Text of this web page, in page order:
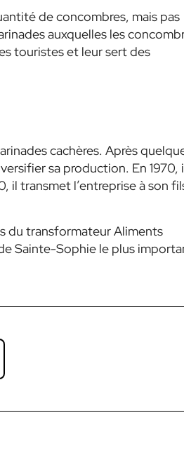
de concombres, mais pas
auxquelles les
touristes et leur sert des
cachères. Après
sa production. En 1970,
il transmet l’entreprise à son
du transformateur Aliments
Sainte-Sophie le plus